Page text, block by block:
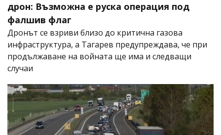
дрон: Възможна е руска операция под
фалшив флаг
Дронът се взриви близо до критична газова
инфраструктура, а Тагарев предупреждава, че при
продължаване на войната ще има и следващи
случаи